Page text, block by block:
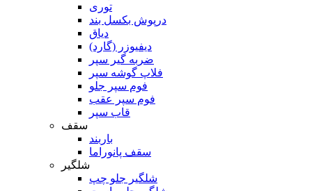
توری
درپوش بکسل بند
دیاق
دیفیوزر (گارد)
ضربه گیر سپر
فلاپ گوشه سپر
فوم سپر جلو
فوم سپر عقب
قاب سپر
سقف
باربند
سقف پانوراما
شلگیر
شلگیر جلو چپ